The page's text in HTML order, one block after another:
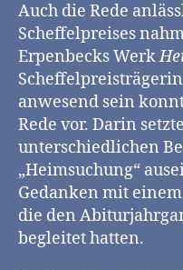
Auch die Rede
Scheffelpreises
Erpenbecks Werk
anwesend sein
Rede vor. Darin
unterschiedlichen
„Heimsuchung“
Gedanken mit
die den
begleitet hatten.